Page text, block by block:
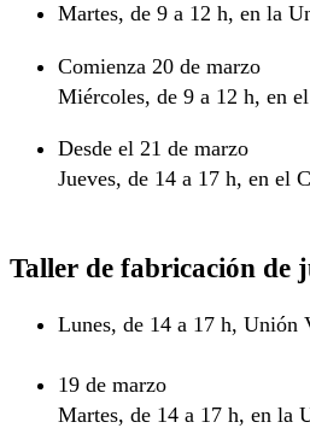
Martes, de 9 a 12 h, en la
Comienza 20 de marzo
Miércoles, de 9 a 12 h, en
Desde el 21 de marzo
Jueves, de 14 a 17 h, en el
Taller de fabricación de
Lunes, de 14 a 17 h, Unión
19 de marzo
Martes, de 14 a 17 h, en la